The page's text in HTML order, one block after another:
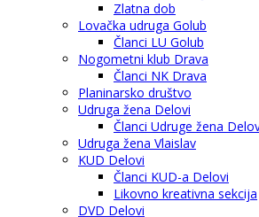
Zlatna dob
Lovačka udruga Golub
Članci LU Golub
Nogometni klub Drava
Članci NK Drava
Planinarsko društvo
Udruga žena Delovi
Članci Udruge žena
Udruga žena Vlaislav
KUD Delovi
Članci KUD-a Delovi
Likovno kreativna sekcija
DVD Delovi